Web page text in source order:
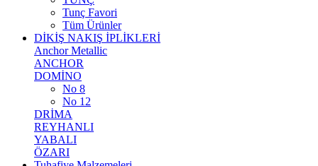
Tunç Favori
Tüm Ürünler
DİKİŞ NAKIŞ İPLİKLERİ
Anchor Metallic
ANCHOR
DOMİNO
No 8
No 12
DRİMA
REYHANLI
YABALI
ÖZARI